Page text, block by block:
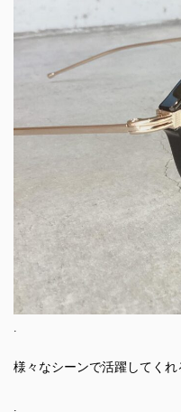
.
様々なシーンで活躍してくれ
.